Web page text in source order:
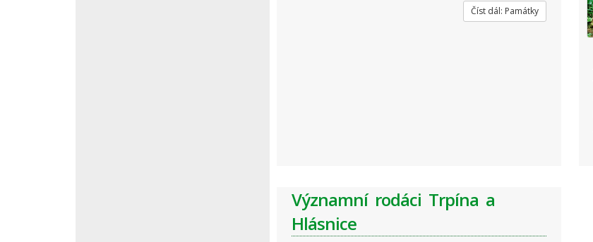
Číst dál: Památky
Významní rodáci Trpína a
Hlásnice